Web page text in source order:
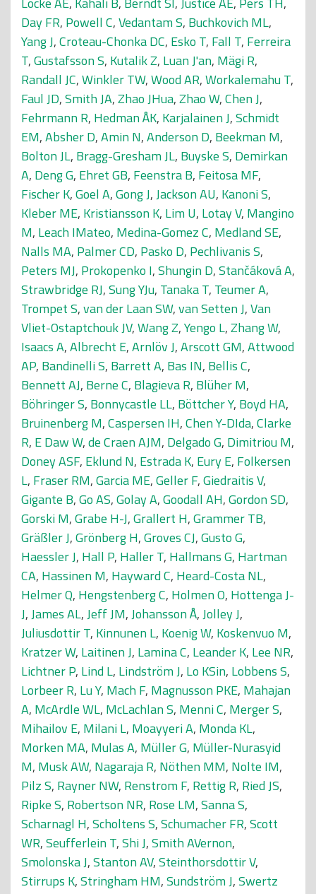
Day FR, Powell C,Vedantam S, Buchkovich ML,
Yang J,Croteau-Chonka DC, Esko T, Fall T, Ferreira
T,Gustafsson S, Kutalik Z, Luan J'an, Mägi R,
Randall JC,Winkler TW,Wood AR,Workalemahu T,
Faul JD,Smith JA,Zhao JHua,Zhao W,Chen J,
Fehrmann R, Hedman ÅK, Karjalainen J,Schmidt
EM,Absher D,Amin N,Anderson D, Beekman M,
Bolton JL, Bragg-Gresham JL, Buyske S, Demirkan
A, Deng G, Ehret GB, Feenstra B, Feitosa MF,
Fischer K,Goel A,Gong J,Jackson AU, Kanoni S,
Kleber ME, Kristiansson K, Lim U, Lotay V, Mangino
M, Leach IMateo, Medina-Gomez C, Medland SE,
Nalls MA, Palmer CD, Pasko D, Pechlivanis S,
Peters MJ, Prokopenko I,Shungin D,Stančáková A,
Strawbridge RJ,Sung YJu, Tanaka T, Teumer A,
Trompet S,van der Laan SW,van Setten J,Van
Vliet-Ostaptchouk JV,Wang Z,Yengo L,Zhang W,
Isaacs A,Albrecht E,Arnlöv J,Arscott GM,Attwood
AP, Bandinelli S, Barrett A, Bas IN, Bellis C,
Bennett AJ, Berne C, Blagieva R, Blüher M,
Böhringer S, Bonnycastle LL, Böttcher Y, Boyd HA,
Bruinenberg M,Caspersen IH,Chen Y-DIda,Clarke
R, E Daw W,de Craen AJM, Delgado G, Dimitriou M,
Doney ASF, Eklund N, Estrada K, Eury E, Folkersen
L, Fraser RM,Garcia ME,Geller F,Giedraitis V,
Gigante B,Go AS,Golay A,Goodall AH,Gordon SD,
Gorski M,Grabe H-J,Grallert H,Grammer TB,
Gräßler J,Grönberg H,Groves CJ,Gusto G,
Haessler J, Hall P, Haller T, Hallmans G, Hartman
CA, Hassinen M, Hayward C, Heard-Costa NL,
Helmer Q, Hengstenberg C, Holmen O, Hottenga J-
J,James AL,Jeff JM,Johansson Å,Jolley J,
Juliusdottir T, Kinnunen L, Koenig W, Koskenvuo M,
Kratzer W, Laitinen J, Lamina C, Leander K, Lee NR,
Lichtner P, Lind L, Lindström J, Lo KSin, Lobbens S,
Lorbeer R, Lu Y, Mach F, Magnusson PKE, Mahajan
A, McArdle WL, McLachlan S, Menni C, Merger S,
Mihailov E, Milani L, Moayyeri A, Monda KL,
Morken MA, Mulas A, Müller G, Müller-Nurasyid
M, Musk AW, Nagaraja R, Nöthen MM, Nolte IM,
Pilz S, Rayner NW, Renstrom F, Rettig R, Ried JS,
Ripke S, Robertson NR, Rose LM,Sanna S,
Scharnagl H,Scholtens S,Schumacher FR,Scott
WR,Seufferlein T,Shi J,Smith AVernon,
Smolonska J,Stanton AV,Steinthorsdottir V,
Stirrups K,Stringham HM,Sundström J,Swertz